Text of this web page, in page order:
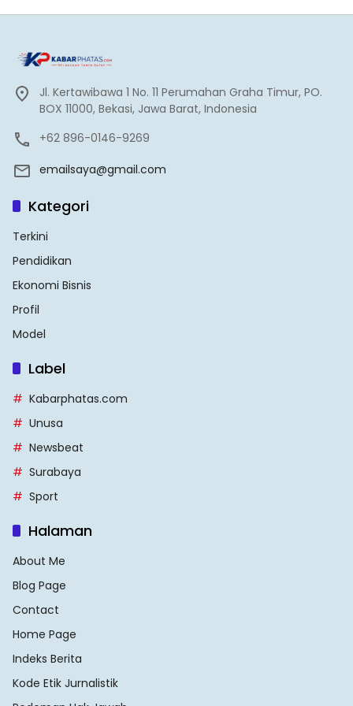
Jl. Kertawibawa 1 No. 11 Perumahan Graha Timur, PO.
BOX 11000, Bekasi, Jawa Barat, Indonesia
+62 896-0146-9269
emailsaya@gmail.com
Kategori
Terkini
Pendidikan
Ekonomi Bisnis
Profil
Model
Label
Kabarphatas.com
Unusa
Newsbeat
Surabaya
Sport
Halaman
About Me
Blog Page
Contact
Home Page
Indeks Berita
Kode Etik Jurnalistik